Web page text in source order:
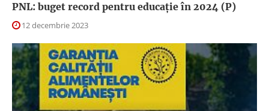
PNL: buget record pentru educație în 2024 (P)
12 decembrie 2023